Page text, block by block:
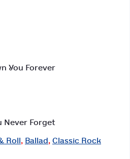
You Forever
Never Forget
Roll Ballad Classic Rock